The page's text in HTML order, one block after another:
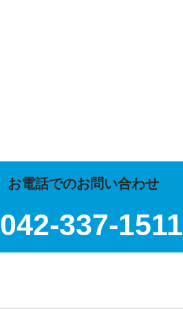
お電話でのお問い合わせ
042-337-1511